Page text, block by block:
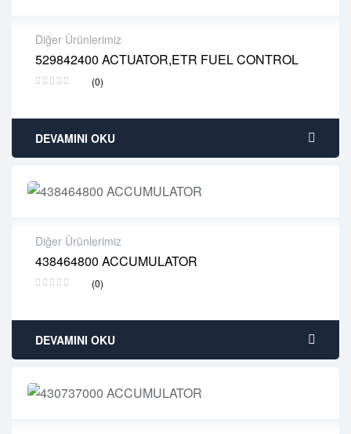
Diğer Ürünlerimiz
529842400 ACTUATOR,ETR FUEL CONTROL
(0)
2 years warranty
Delivery time: 1-2 business days
DEVAMINI OKU
Diğer Ürünlerimiz
438464800 ACCUMULATOR
(0)
2 years warranty
Delivery time: 1-2 business days
DEVAMINI OKU